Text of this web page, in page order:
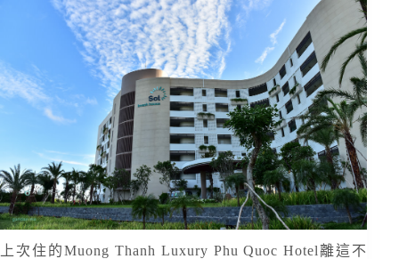
上次住的Muong Thanh Luxury Phu Quoc Hotel離這不